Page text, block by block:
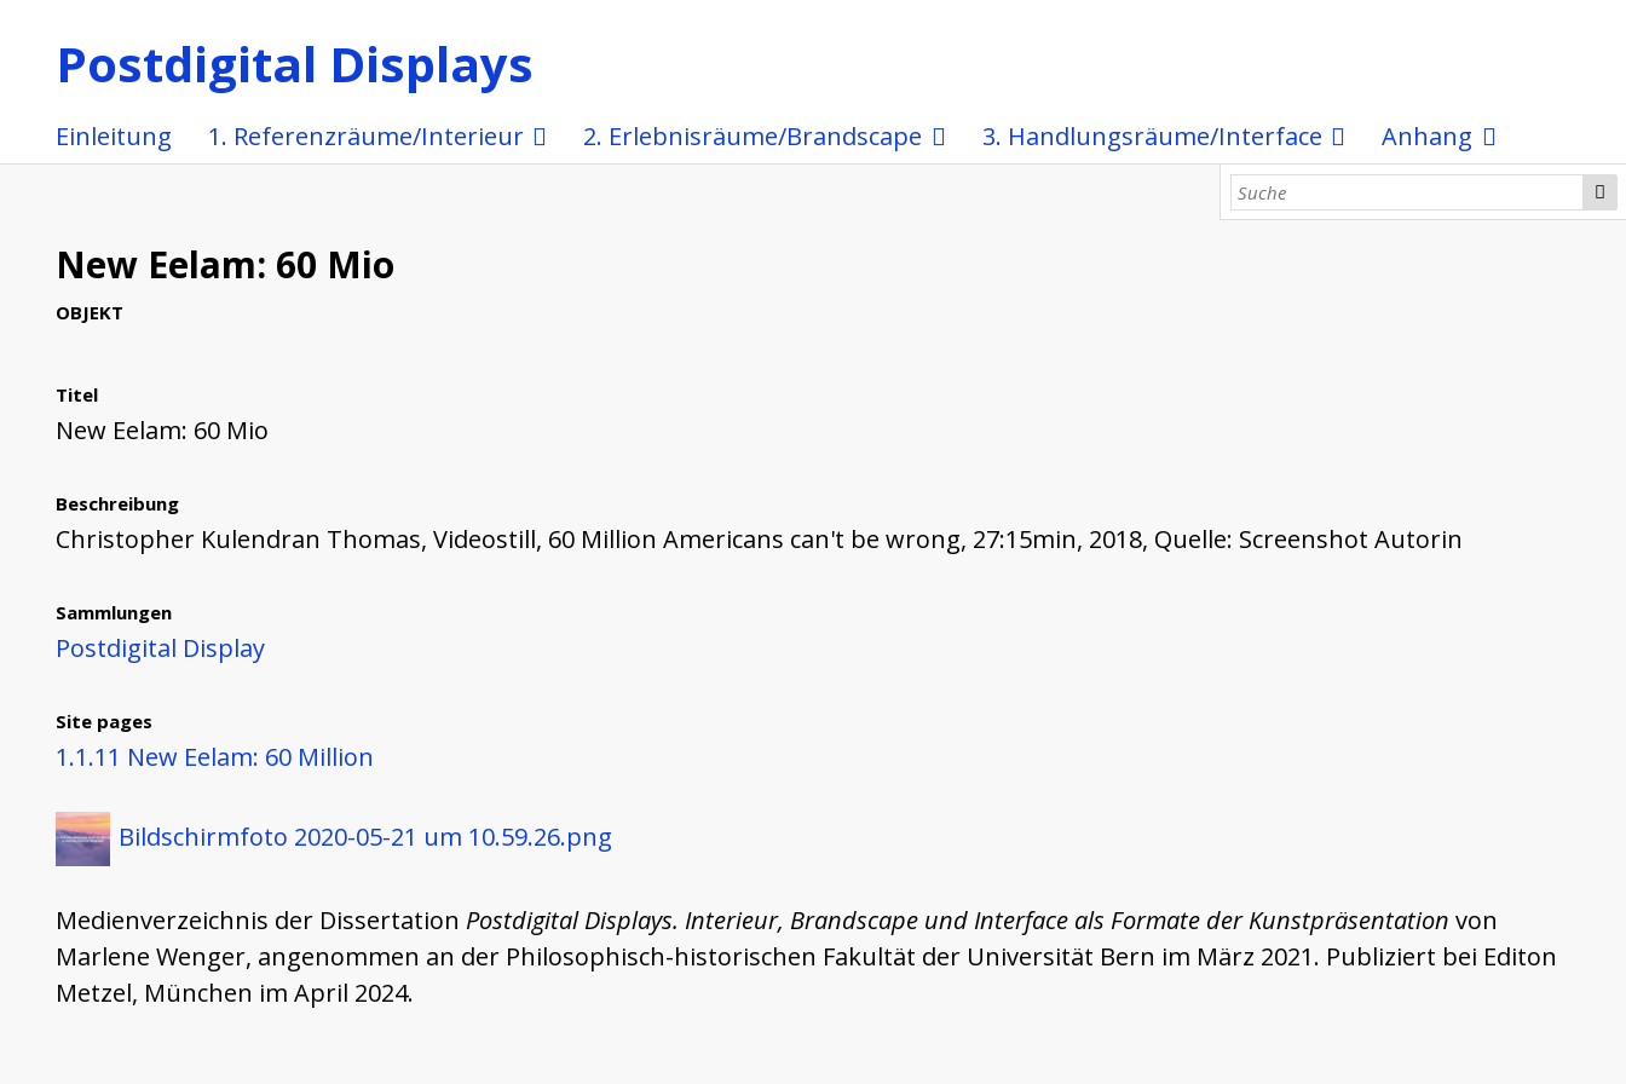
Postdigital Displays
Einleitung 1. Referenzräume/Interieur 2. Erlebnisräume/Brandscape 3. Handlungsräume/Interface Anhang
New Eelam: 60 Mio
OBJEKT
Titel
New Eelam: 60 Mio
Beschreibung
Christopher Kulendran Thomas, Videostill, 60 Million Americans can't be wrong, 27:15min, 2018, Quelle: Screenshot Autorin
Sammlungen
Postdigital Display
Site pages
1.1.11 New Eelam: 60 Million
Bildschirmfoto 2020-05-21 um 10.59.26.png
Medienverzeichnis der Dissertation Postdigital Displays. Interieur, Brandscape und Interface als Formate der Kunstpräsentation von
Marlene Wenger, angenommen an der Philosophisch-historischen Fakultät der Universität Bern im März 2021. Publiziert bei Editon
Metzel, München im April 2024.